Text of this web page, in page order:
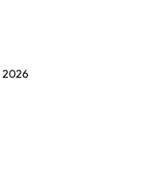
2026